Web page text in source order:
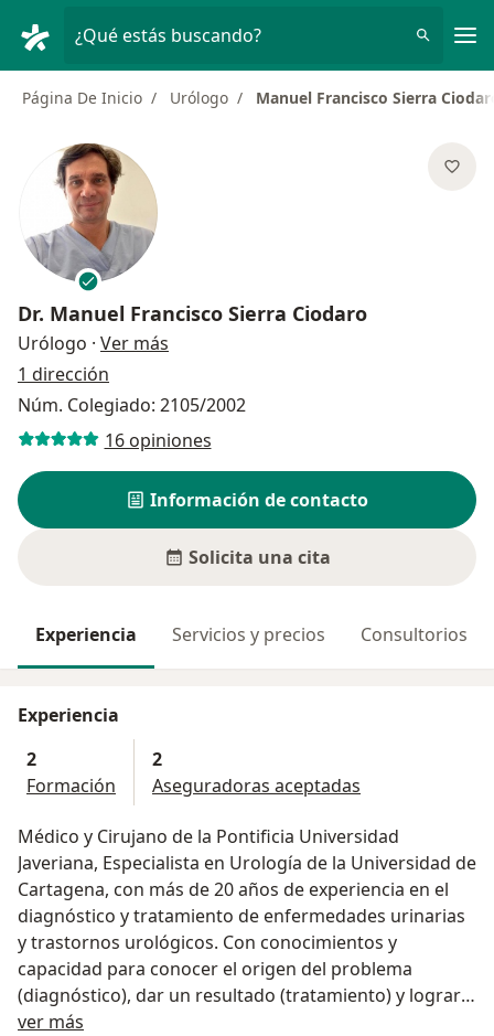
¿Qué estás buscando?
Página De Inicio Urólogo Manuel Francisco Sierra
Dr. Manuel Francisco Sierra Ciodaro
Urólogo · Ver más
1 dirección
Núm. Colegiado: 2105/2002
16 opiniones
Información de contacto
Solicita una cita
Experiencia Servicios y precios Consultorios
Experiencia
2
Formación
2
Aseguradoras aceptadas
Médico y Cirujano de la Pontificia Universidad
Javeriana, Especialista en Urología de la Universidad de
Cartagena, con más de 20 años de experiencia en el
diagnóstico y tratamiento de enfermedades urinarias
y trastornos urológicos. Con conocimientos y
capacidad para conocer el origen del problema
(diagnóstico), dar un resultado (tratamiento) y lograr
una desaparición (curación). Miembro de la Sociedad
ver más